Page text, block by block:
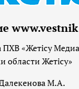
«Жетісу
области Жетісу»
М.А.